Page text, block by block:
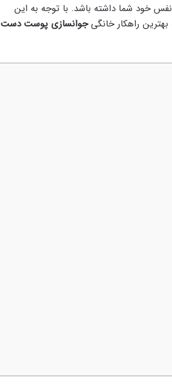
نفس خود شما داشته باشد. با توجه به این
بهترین راهکار خانگیجوانسازی پوست دست